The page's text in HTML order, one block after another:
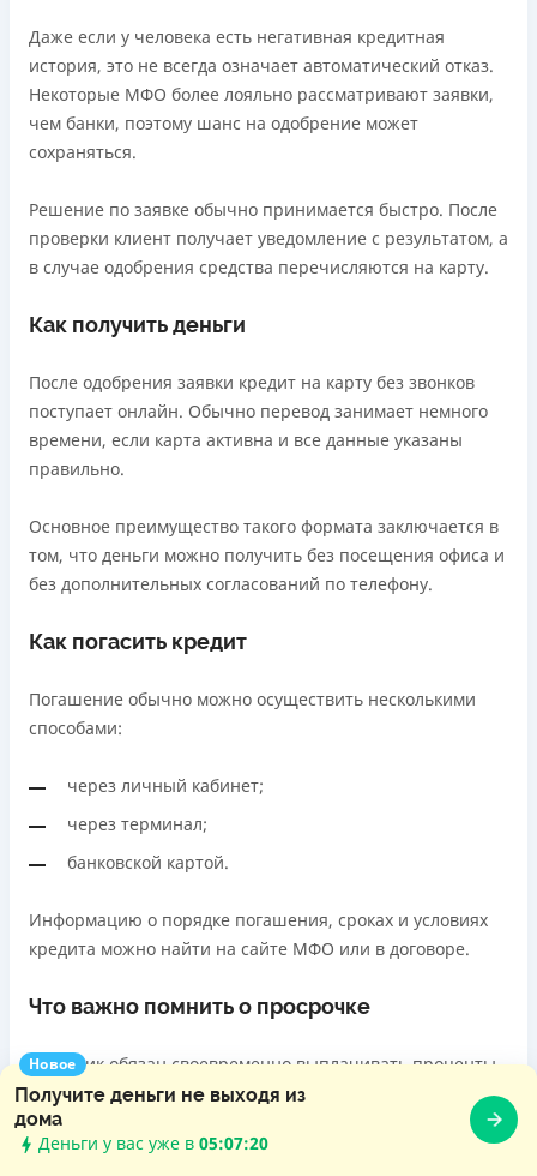
Новое
Получите деньги не выходя из
дома
Деньги у вас уже в 05:07:22
Даже если у человека есть негативная кредитная
история, это не всегда означает автоматический отказ.
Некоторые МФО более лояльно рассматривают заявки,
чем банки, поэтому шанс на одобрение может
сохраняться.
Решение по заявке обычно принимается быстро. После
проверки клиент получает уведомление с результатом, а
в случае одобрения средства перечисляются на карту.
Как получить деньги
После одобрения заявки кредит на карту без звонков
поступает онлайн. Обычно перевод занимает немного
времени, если карта активна и все данные указаны
правильно.
Основное преимущество такого формата заключается в
том, что деньги можно получить без посещения офиса и
без дополнительных согласований по телефону.
Как погасить кредит
Погашение обычно можно осуществить несколькими
способами:
через личный кабинет;
через терминал;
банковской картой.
Информацию о порядке погашения, сроках и условиях
кредита можно найти на сайте МФО или в договоре.
Что важно помнить о просрочке
Заемщик обязан своевременно выплачивать проценты
и погашать кредит в соответствии с условиями
договора. В случае просрочки это может повлечь за
собой ряд последствий: